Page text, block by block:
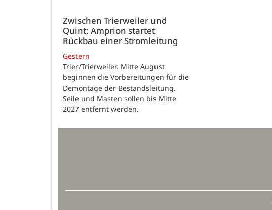
Zwischen Trierweiler und
Quint: Amprion startet
Rückbau einer Stromleitung
Gestern
Trier/Trierweiler. Mitte August
beginnen die Vorbereitungen für die
Demontage der Bestandsleitung.
Seile und Masten sollen bis Mitte
2027 entfernt werden.